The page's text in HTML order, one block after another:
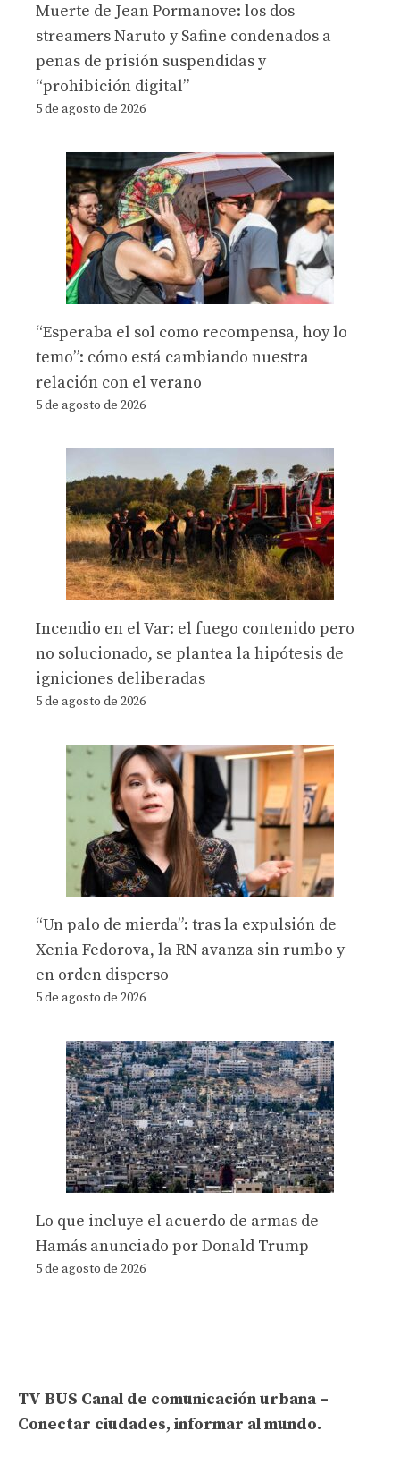
Muerte de Jean Pormanove: los dos
streamers Naruto y Safine condenados a
penas de prisión suspendidas y
“prohibición digital”
5 de agosto de 2026
“Esperaba el sol como recompensa, hoy lo
temo”: cómo está cambiando nuestra
relación con el verano
5 de agosto de 2026
Incendio en el Var: el fuego contenido pero
no solucionado, se plantea la hipótesis de
igniciones deliberadas
5 de agosto de 2026
“Un palo de mierda”: tras la expulsión de
Xenia Fedorova, la RN avanza sin rumbo y
en orden disperso
5 de agosto de 2026
Lo que incluye el acuerdo de armas de
Hamás anunciado por Donald Trump
5 de agosto de 2026
TV BUS Canal de comunicación urbana –
Conectar ciudades, informar al mundo.